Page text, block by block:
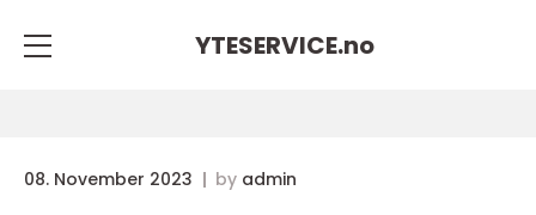
YTESERVICE.no
08. November 2023 by admin